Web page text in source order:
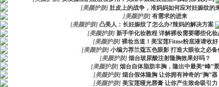
[美颜护肤] 肚皮上的战争，准妈妈如何应对妊娠纹的
[美颜护肤] 有需求的进来
[美颜护肤] 凸美人：长妊娠纹了怎么办?辣妈的解决方案
[美颜护肤] 新手学化妆教程 详解裸妆需要哪些化妆
[美颜护肤] 裸妆当道！美宝莲Fitme粉底液请收好
[美颜护肤] 小编力荐兰蔻五色眼影 打造大眼妆之必备
[美颜护肤] 烟台玻尿酸注射隆胸效果好吗？
[美颜护肤] 烟台自体脂肪丰胸，隆出中最美“峰”景
[美颜护肤] 烟台假体隆胸 让你拥有神奇的“胸”器
[美颜护肤] 美宝莲哑光唇膏 让你产生致命吸引力